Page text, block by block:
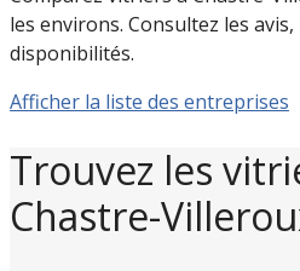
les environs. Consultez les
disponibilités.
Afficher la liste des entreprises
Trouvez les
Chastre-